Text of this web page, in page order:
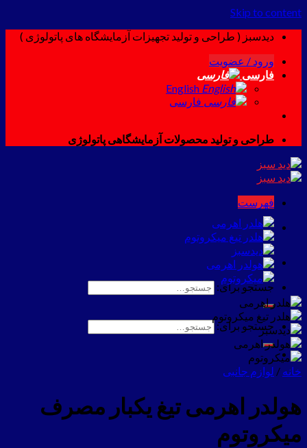
Skip to content
دیدسبز ( طراحی و تولید تجهیزات آزمایشگاه های پاتولوژی )
ورود / عضویت
فارسی
فارسی
طراحی و تولید محصولات آزمایشگاهی پاتولوژی
فهرست
جستجو برای:
جستجو برای:
خانه / لوازم جانبی
هولدر اهرمی تیغ یکبار مصرف
میکروتوم